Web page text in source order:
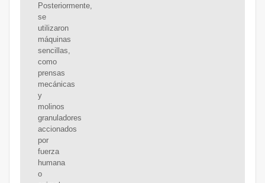
Posteriormente,
se
utilizaron
máquinas
sencillas,
como
prensas
mecánicas
y
molinos
granuladores
accionados
por
fuerza
humana
o